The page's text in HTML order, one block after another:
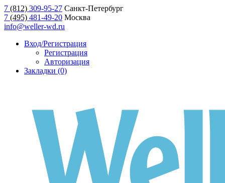
7 (812) 309-95-27 Санкт-Петербург
7 (495) 481-49-20 Москва
info@weller-wd.ru
Вход/Регистрация
Регистрация
Авторизация
Закладки (0)